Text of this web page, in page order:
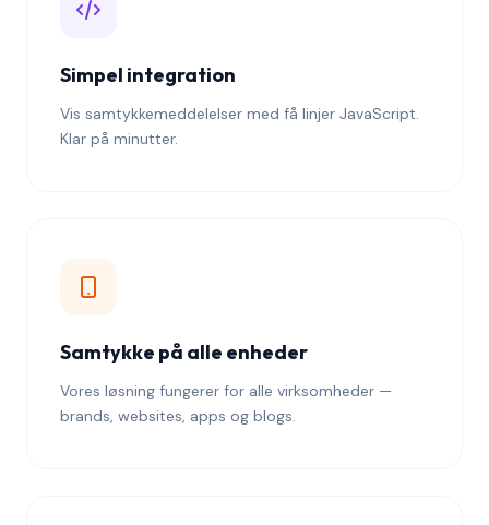
Simpel integration
Vis samtykkemeddelelser med få linjer JavaScript.
Klar på minutter.
Samtykke på alle enheder
Vores løsning fungerer for alle virksomheder —
brands, websites, apps og blogs.